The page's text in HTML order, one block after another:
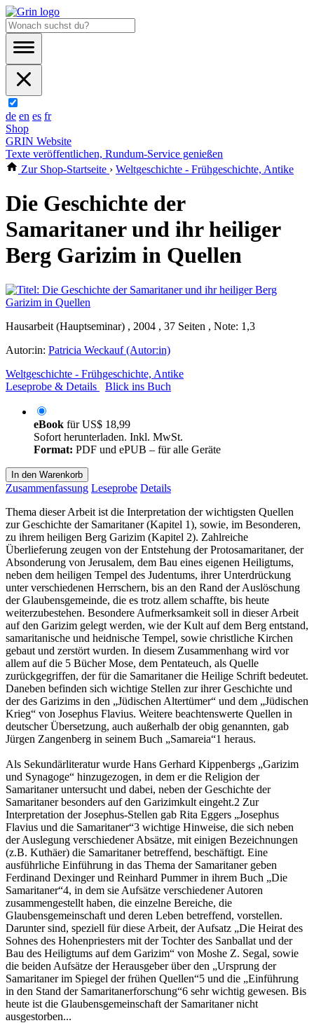
de en es fr
Shop
GRIN Website
Texte veröffentlichen, Rundum-Service genießen
Zur Shop-Startseite › Weltgeschichte - Frühgeschichte, Antike
Die Geschichte der
Samaritaner und ihr heiliger
Berg Garizim in Quellen
Hausarbeit (Hauptseminar) , 2004 , 37 Seiten , Note: 1,3
Autor:in: Patricia Weckauf (Autor:in)
Weltgeschichte - Frühgeschichte, Antike
Leseprobe & Details
Blick ins Buch
eBook fürUS$ 18,99
Sofort herunterladen. Inkl. MwSt.
Format: PDF und ePUB – für alle Geräte
In den Warenkorb
Zusammenfassung Leseprobe Details
Thema dieser Arbeit ist die Interpretation der wichtigsten Quellen
zur Geschichte der Samaritaner (Kapitel 1), sowie, im Besonderen,
zu ihrem heiligen Berg Garizim (Kapitel 2). Zahlreiche
Überlieferung zeugen von der Entstehung der Protosamaritaner, der
Absonderung von Jerusalem, dem Bau eines eigenen Heiligtums,
neben dem heiligen Tempel des Judentums, ihrer Unterdrückung
unter verschiedenen Herrschern, bis an den Rand der Auslöschung
der Glaubensgemeinde, die es trotz allem schaffte, bis heute
weiterzubestehen. Besondere Aufmerksamkeit soll in dieser Arbeit
auf den Garizim gelegt werden, wie der Kult auf dem Berg entstand,
samaritanische und heidnische Tempel, sowie christliche Kirchen
gebaut und zerstört wurden. In diesem Zusammenhang wird vor
allem auf die 5 Bücher Mose, dem Pentateuch, als Quelle
zurückgegriffen, der für die Samaritaner die Heilige Schrift bedeutet.
Daneben befinden sich wichtige Stellen zur ihrer Geschichte und
der des Garizims in den „Jüdischen Altertümer“ und dem „Jüdischen
Krieg“ von Josephus Flavius. Weitere beachtenswerte Quellen in
deutscher Übersetzung, auch außerhalb der obig genannten, gab
Jürgen Zangenberg in seinem Buch „Samareia“1 heraus.
Als Sekundärliteratur wurde Hans Gerhard Kippenbergs „Garizim
und Synagoge“ hinzugezogen, in dem er die Religion der
Samaritaner untersucht und dabei, neben der Geschichte der
Samaritaner besonders auf den Garizimkult eingeht.2 Zur
Interpretation der Josephus-Stellen gab Rita Eggers „Josephus
Flavius und die Samaritaner“3 wichtige Hinweise, die sich neben
der Auslegung verschiedener Absätze, mit einigen Bezeichnungen
(z.B. Kuthäer) die Samaritaner betreffend, beschäftigt. Eine
ausführliche Einführung in das Thema der Samaritaner geben
Ferdinand Dexinger und Reinhard Pummer in ihrem Buch „Die
Samaritaner“4, in dem sie Aufsätze verschiedener Autoren
zusammengestellt haben, die einzelne Bereiche, die
Glaubensgemeinschaft und deren Leben betreffend, vorstellen.
Darunter sind, speziell für diese Arbeit, der Aufsatz „Die Heirat des
Sohnes des Hohenpriesters mit der Tochter des Sanballat und der
Bau des Heiligtums auf dem Garizim“ von Moshe Z. Segal, sowie
die beiden Aufsätze der Herausgeber über den „Ursprung der
Samaritaner im Spiegel der frühen Quellen“5 und die „Einführung
in den Stand der Samaritanerforschung“6 sehr wichtig gewesen. Bis
heute ist die Glaubensgemeinschaft der Samaritaner nicht
ausgestorben...